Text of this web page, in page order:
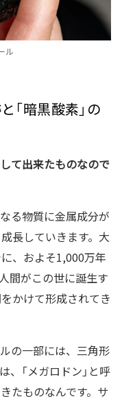
ル
「暗黒酸素」の
して出来たものなので
る物質に金属成分が
長していきます。大
、およそ1,000万年
間がこの世に誕生す
かけて形成されてき
の一部には、三角形
、「メガロドン」と呼
たものなんです。サ